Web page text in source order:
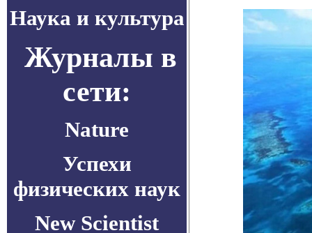
Наука и культура
Журналы в
сети:
Nature
Успехи
физических наук
New Scientist